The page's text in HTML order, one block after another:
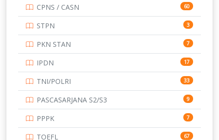
16
15
15
14
14
UNIVERSITAS CENDRAWASIH 14
15
CPNS / CASN 60
STPN 3
PKN STAN 7
IPDN 17
TNI/POLRI 33
PASCASARJANA S2/S3 9
PPPK 7
TOEFL 67